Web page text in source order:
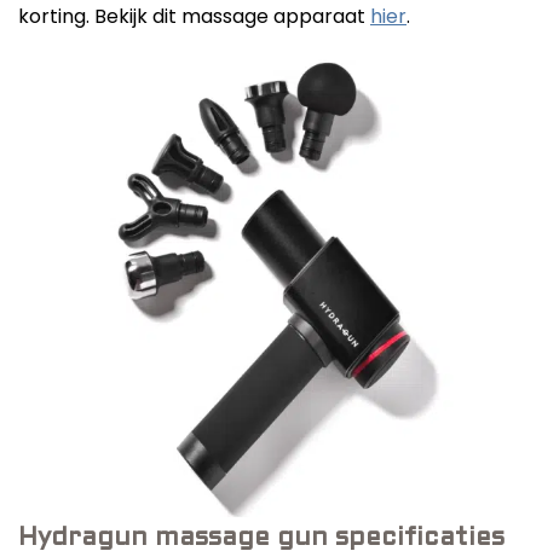
korting. Bekijk dit massage apparaat hier.
Hydragun massage gun specificaties